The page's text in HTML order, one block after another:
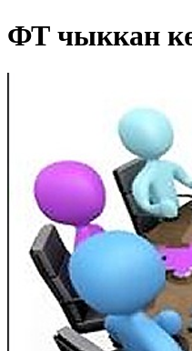
ФТ чыккан